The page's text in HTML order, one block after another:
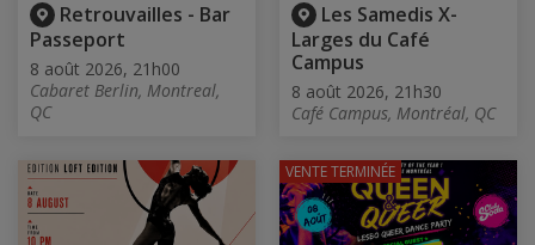
Retrouvailles - Bar
Passeport
8 août 2026, 21h00
Cabaret Berlin, Montreal,
QC
Les Samedis X-
Larges du Café
Campus
8 août 2026, 21h30
Café Campus, Montréal, QC
VENTE TERMINÉE